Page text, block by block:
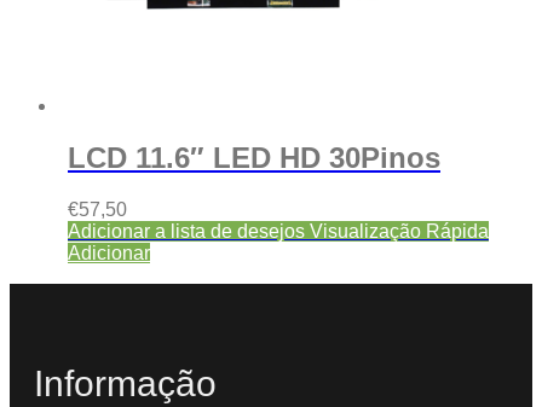
LCD 11.6″ LED HD 30Pinos
€57,50
Adicionar a lista de desejos Visualização Rápida
Adicionar
Informação